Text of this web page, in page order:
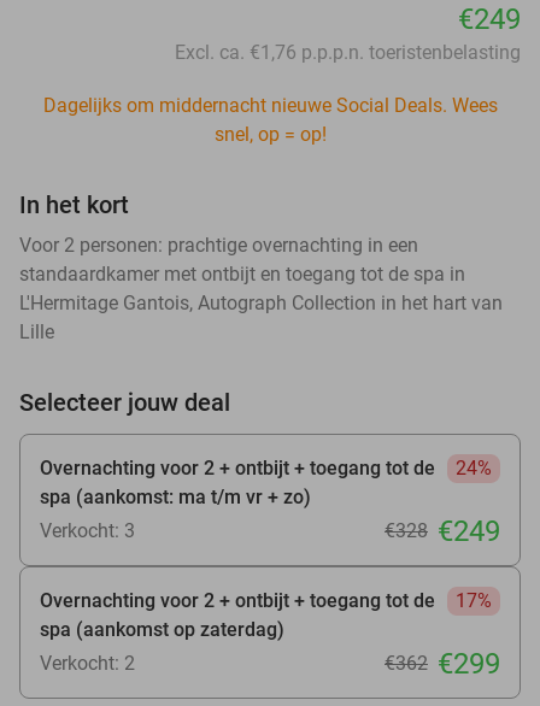
€249
Excl. ca. €1,76 p.p.p.n. toeristenbelasting
Dagelijks om middernacht nieuwe Social Deals. Wees
snel, op = op!
In het kort
Voor 2 personen: prachtige overnachting in een
standaardkamer met ontbijt en toegang tot de spa in
L'Hermitage Gantois, Autograph Collection in het hart van
Lille
Selecteer jouw deal
Overnachting voor 2 + ontbijt + toegang tot de
spa (aankomst: ma t/m vr + zo)
24%
Verkocht: 3 €328 €249
Overnachting voor 2 + ontbijt + toegang tot de
spa (aankomst op zaterdag)
17%
Verkocht: 2 €362 €299